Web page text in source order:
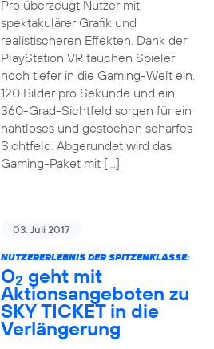
Pro überzeugt Nutzer mit
spektakulärer Grafik und
realistischeren Effekten. Dank der
PlayStation VR tauchen Spieler
noch tiefer in die Gaming-Welt ein.
120 Bilder pro Sekunde und ein
360-Grad-Sichtfeld sorgen für ein
nahtloses und gestochen scharfes
Sichtfeld. Abgerundet wird das
Gaming-Paket mit […]
03. Juli 2017
NUTZERERLEBNIS DER SPITZENKLASSE:
O2 geht mit
Aktionsangeboten zu
SKY TICKET in die
Verlängerung